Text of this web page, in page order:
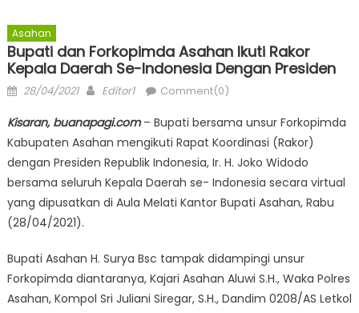
Asahan
Bupati dan Forkopimda Asahan Ikuti Rakor
Kepala Daerah Se-Indonesia Dengan Presiden
Posted
28/04/2021 Author
Editor1 Comment(0)
Kisaran, buanapagi.com– Bupati bersama unsur Forkopimda
Kabupaten Asahan mengikuti Rapat Koordinasi (Rakor)
dengan Presiden Republik Indonesia, Ir. H. Joko Widodo
bersama seluruh Kepala Daerah se- Indonesia secara virtual
yang dipusatkan di Aula Melati Kantor Bupati Asahan, Rabu
(28/04/2021).
Bupati Asahan H. Surya Bsc tampak didampingi unsur
Forkopimda diantaranya, Kajari Asahan Aluwi S.H., Waka Polres
Asahan, Kompol Sri Juliani Siregar, S.H., Dandim 0208/AS Letkol